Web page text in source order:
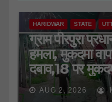
HARIDWAR STATE
ग्राम पीरपुरा
हमला, मुकदमा
दबाव,18 पर
AUG 2, 2026